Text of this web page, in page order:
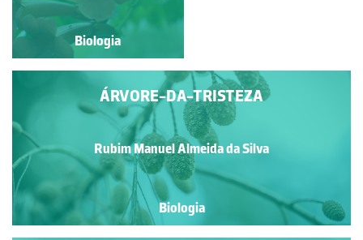
Biologia
Biologia
ÁRVORE-DA-TRISTEZA
Rubim Manuel Almeida da Silva
Biologia